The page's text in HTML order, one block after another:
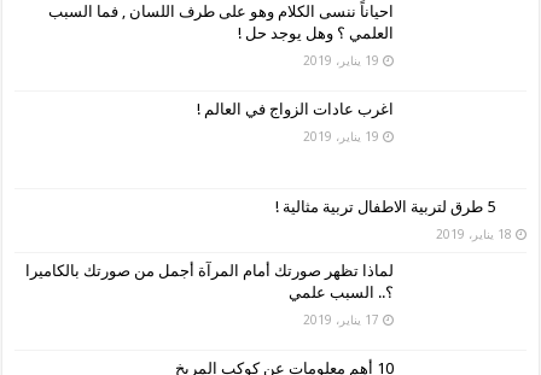
احياناً ننسى الكلام وهو على طرف اللسان , فما السبب
العلمي ؟ وهل يوجد حل !
19 يناير، 2019
اغرب عادات الزواج في العالم !
19 يناير، 2019
5 طرق لتربية الاطفال تربية مثالية !
18 يناير، 2019
لماذا تظهر صورتك أمام المرآة أجمل من صورتك بالكاميرا
؟.. السبب علمي
17 يناير، 2019
10 أهم معلومات عن كوكب المريخ